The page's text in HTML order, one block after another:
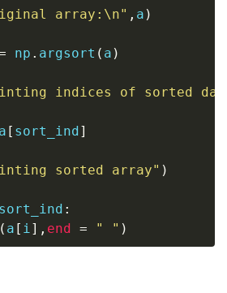
array:\n" , a )
np . argsort ( a )
indices of sorted
[ sort_ind]
sorted array" )
:
( a [ i] , end = " " )